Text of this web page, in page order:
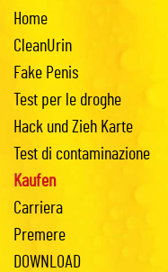
Home
CleanUrin
Fake Penis
Test per le droghe
Hack und Zieh Karte
Test di contaminazione
Kaufen
Carriera
Premere
DOWNLOAD